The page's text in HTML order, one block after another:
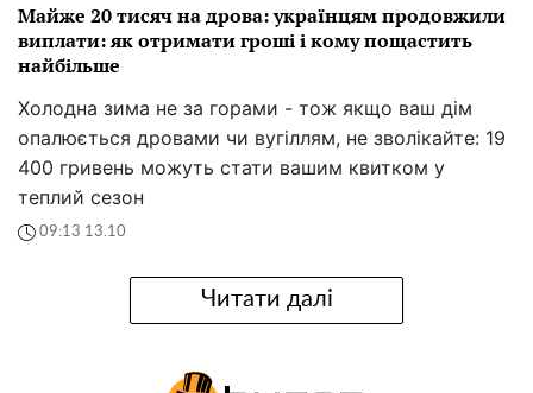
Майже 20 тисяч на дрова: українцям продовжили
виплати: як отримати гроші і кому пощастить
найбільше
Холодна зима не за горами - тож якщо ваш дім
опалюється дровами чи вугіллям, не зволікайте: 19
400 гривень можуть стати вашим квитком у
теплий сезон
09:13 13.10
Читати далі